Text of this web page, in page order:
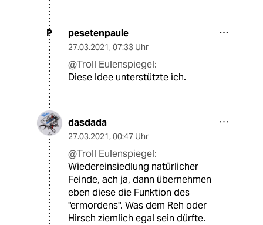
P pesetenpaule
27.03.2021, 07:33 Uhr
@Troll Eulenspiegel:
Diese Idee unterstützte ich.
dasdada
27.03.2021, 00:47 Uhr
@Troll Eulenspiegel:
Wiedereinsiedlung natürlicher
Feinde, ach ja, dann übernehmen
eben diese die Funktion des
"ermordens". Was dem Reh oder
Hirsch ziemlich egal sein dürfte.